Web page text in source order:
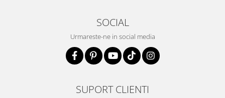
SOCIAL
Urmareste-ne in social media
SUPORT CLIENTI